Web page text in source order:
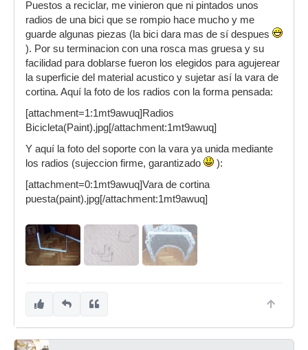
Puestos a reciclar, me vinieron que ni pintados unos
radios de una bici que se rompio hace mucho y me
guarde algunas piezas (la bici dara mas de sí despues
). Por su terminacion con una rosca mas gruesa y su
facilidad para doblarse fueron los elegidos para agujerear
la superficie del material acustico y sujetar así la vara de
cortina. Aquí la foto de los radios con la forma pensada:
[attachment=1:1mt9awuq]Radios
Bicicleta(Paint).jpg[/attachment:1mt9awuq]
Y aquí la foto del soporte con la vara ya unida mediante
los radios (sujeccion firme, garantizado
):
[attachment=0:1mt9awuq]Vara de cortina
puesta(paint).jpg[/attachment:1mt9awuq]